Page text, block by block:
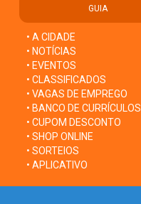
GUIA
• A CIDADE
• NOTÍCIAS
• EVENTOS
• CLASSIFICADOS
• VAGAS DE EMPREGO
• BANCO DE CURRÍCULOS
• CUPOM DESCONTO
• SHOP ONLINE
• SORTEIOS
• APLICATIVO